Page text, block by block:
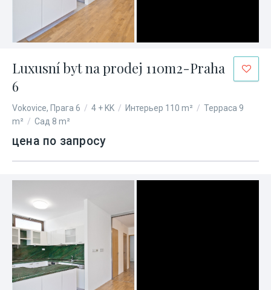
Luxusní byt na prodej 110m2-Praha
6
Vokovice, Прага 6 / 4 + KK / Интерьер 110 m² / Терраса 9
m² / Сад 8 m²
цена по запросу